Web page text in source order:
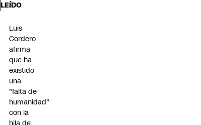
LEÍDO
Luis
Cordero
afirma
que ha
existido
una
"falta de
humanidad"
con la